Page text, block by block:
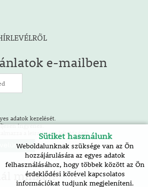
e-mailben
adatok kezelését.
ingyenes.
a leiratkozás lehetőségét.
minket!
Sütiket használunk
Weboldalunknak szüksége van az Ön
hozzájárulására az egyes adatok
felhasználásához, hogy többek között az Ön
érdeklődési körével kapcsolatos
információkat tudjunk megjeleníteni.